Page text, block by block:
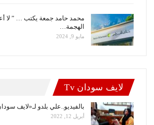
محمد حامد جمعة يكتب … ” لا
الهجمة…
مايو 9, 2024
لايف سودان Tv
بالفيديو..علي بلدو لـ«لايف سودان»:
أبريل 12, 2022